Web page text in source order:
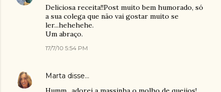
Deliciosa receita!!Post muito bem humorado, só
a sua colega que não vai gostar muito se
ler...hehehehe.
Um abraço.
17/7/10 5:54 PM
Marta disse…